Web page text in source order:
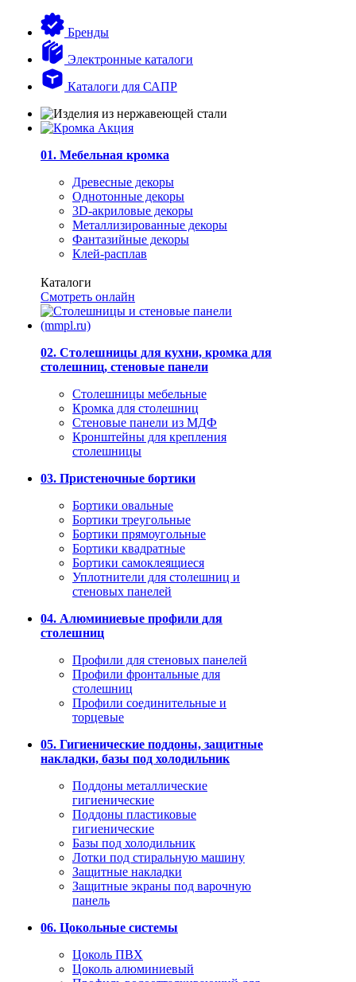
Бренды
Электронные каталоги
Каталоги для САПР
01. Мебельная кромка
Древесные декоры
Однотонные декоры
3D-акриловые декоры
Металлизированные декоры
Фантазийные декоры
Клей-расплав
Каталоги
Смотреть онлайн
02. Столешницы для кухни, кромка для
столешниц, стеновые панели
Столешницы мебельные
Кромка для столешниц
Стеновые панели из МДФ
Кронштейны для крепления
столешницы
03. Пристеночные бортики
Бортики овальные
Бортики треугольные
Бортики прямоугольные
Бортики квадратные
Бортики самоклеящиеся
Уплотнители для столешниц и
стеновых панелей
04. Алюминиевые профили для
столешниц
Профили для стеновых панелей
Профили фронтальные для
столешниц
Профили соединительные и
торцевые
05. Гигиенические поддоны, защитные
накладки, базы под холодильник
Поддоны металлические
гигиенические
Поддоны пластиковые
гигиенические
Базы под холодильник
Лотки под стиральную машину
Защитные накладки
Защитные экраны под варочную
панель
06. Цокольные системы
Цоколь ПВХ
Цоколь алюминиевый